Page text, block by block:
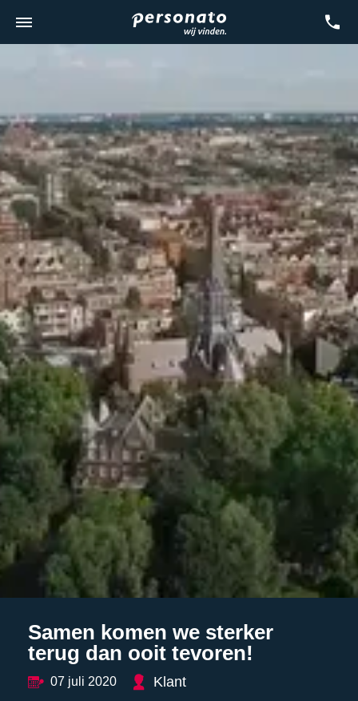
Samen komen we sterker
terug dan ooit tevoren!
07 juli 2020 Klant